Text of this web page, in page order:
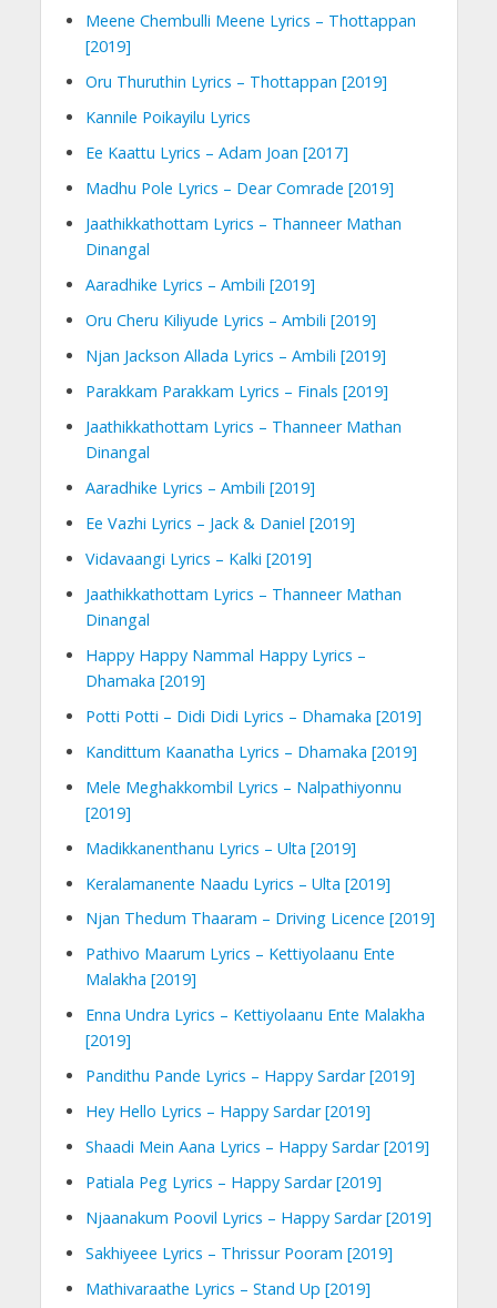
Meene Chembulli Meene Lyrics – Thottappan
[2019]
Oru Thuruthin Lyrics – Thottappan [2019]
Kannile Poikayilu Lyrics
Ee Kaattu Lyrics – Adam Joan [2017]
Madhu Pole Lyrics – Dear Comrade [2019]
Jaathikkathottam Lyrics – Thanneer Mathan
Dinangal
Aaradhike Lyrics – Ambili [2019]
Oru Cheru Kiliyude Lyrics – Ambili [2019]
Njan Jackson Allada Lyrics – Ambili [2019]
Parakkam Parakkam Lyrics – Finals [2019]
Jaathikkathottam Lyrics – Thanneer Mathan
Dinangal
Aaradhike Lyrics – Ambili [2019]
Ee Vazhi Lyrics – Jack & Daniel [2019]
Vidavaangi Lyrics – Kalki [2019]
Jaathikkathottam Lyrics – Thanneer Mathan
Dinangal
Happy Happy Nammal Happy Lyrics –
Dhamaka [2019]
Potti Potti – Didi Didi Lyrics – Dhamaka [2019]
Kandittum Kaanatha Lyrics – Dhamaka [2019]
Mele Meghakkombil Lyrics – Nalpathiyonnu
[2019]
Madikkanenthanu Lyrics – Ulta [2019]
Keralamanente Naadu Lyrics – Ulta [2019]
Njan Thedum Thaaram – Driving Licence [2019]
Pathivo Maarum Lyrics – Kettiyolaanu Ente
Malakha [2019]
Enna Undra Lyrics – Kettiyolaanu Ente Malakha
[2019]
Pandithu Pande Lyrics – Happy Sardar [2019]
Hey Hello Lyrics – Happy Sardar [2019]
Shaadi Mein Aana Lyrics – Happy Sardar [2019]
Patiala Peg Lyrics – Happy Sardar [2019]
Njaanakum Poovil Lyrics – Happy Sardar [2019]
Sakhiyeee Lyrics – Thrissur Pooram [2019]
Mathivaraathe Lyrics – Stand Up [2019]